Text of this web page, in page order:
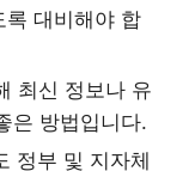
록 대비해야 합
최신 정보나 유
은 방법입니다.
정부 및 지자체